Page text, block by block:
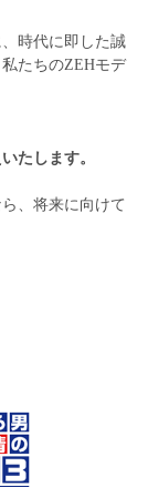
時代に即した誠
たちのZEHモデ
たします。
、将来に向けて